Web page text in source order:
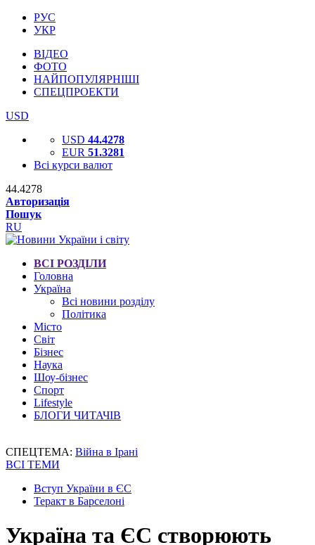
РУС
УКР
ВІДЕО
ФОТО
НАЙПОПУЛЯРНІШІ
СПЕЦПРОЕКТИ
USD
USD 44.4278
EUR 51.3281
Всі курси валют
44.4278
Авторизація
Пошук
RU
ВСІ РОЗДІЛИ
Головна
Україна
Всі новини розділу
Політика
Місто
Світ
Бізнес
Наука
Шоу-бізнес
Спорт
Lifestyle
БЛОГИ ЧИТАЧІВ
СПЕЦТЕМА: Війна в Ірані
ВСІ ТЕМИ
Вступ України в ЄС
Теракт в Барселоні
Україна та ЄС створюють